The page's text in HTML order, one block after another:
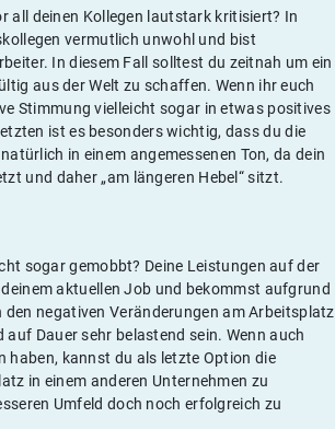
all deinen Kollegen lautstark kritisiert? In
vermutlich unwohl und bist
In diesem Fall solltest du zeitnah um ein
aus der Welt zu schaffen. Wenn ihr euch
Stimmung vielleicht sogar in etwas positives
ist es besonders wichtig, dass du die
in einem angemessenen Ton, da dein
und daher „am längeren Hebel“ sitzt.
sogar gemobbt? Deine Leistungen auf der
aktuellen Job und bekommst aufgrund
negativen Veränderungen am Arbeitsplatz
Dauer sehr belastend sein. Wenn auch
haben, kannst du als letzte Option die
in einem anderen Unternehmen zu
Umfeld doch noch erfolgreich zu